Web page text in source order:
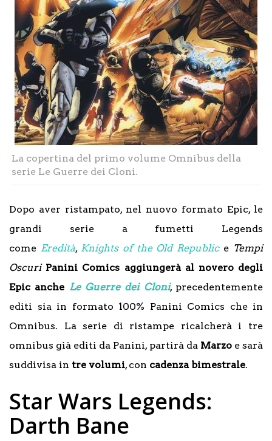
La copertina del primo volume Omnibus della
serie Le Guerre dei Cloni.
Dopo aver ristampato, nel nuovo formato Epic, le
grandi serie a fumetti Legends
come Eredità, Knights of the Old Republice Tempi
Oscuri Panini Comics aggiungerà al novero degli
Epic anche Le Guerre dei Cloni, precedentemente
editi sia in formato 100% Panini Comics che in
Omnibus. La serie di ristampe ricalcherà i tre
omnibus già editi da Panini, partirà da Marzoe sarà
suddivisa in tre volumi, con cadenza bimestrale.
Star Wars Legends:
Darth Bane